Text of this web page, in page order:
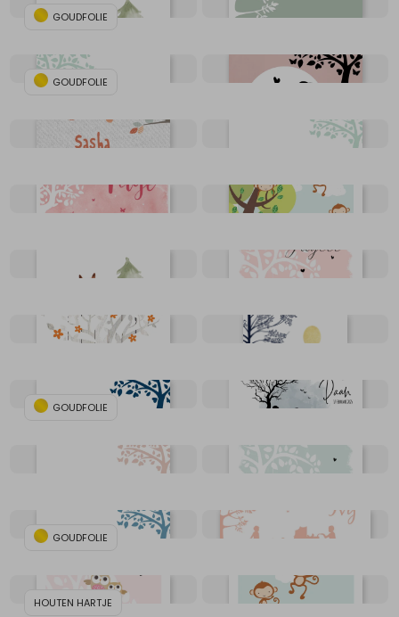
GOUDFOLIE
GOUDFOLIE
GOUDFOLIE
GOUDFOLIE
HOUTEN HARTJE